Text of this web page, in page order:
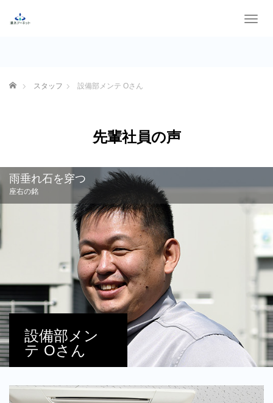
T
t
n
ホーム スタッフ 設備部メンテ Oさん
先輩社員の声
雨垂れ石を穿つ
座右の銘
設備部メン
テ Oさん